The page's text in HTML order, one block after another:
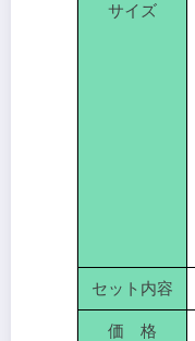
サイズ
セット内容
価 格